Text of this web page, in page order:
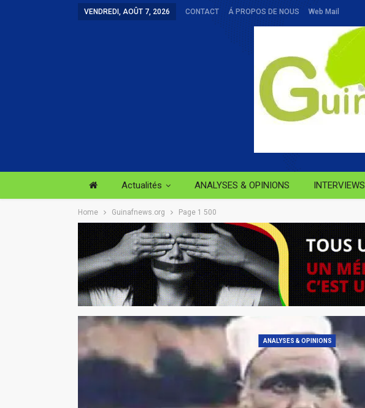
VENDREDI, AOÛT 7, 2026 CONTACT Á PROPOS DE NOUS Web Mail
Actualités ANALYSES & OPINIONS INTERVIEWS
Home Guinafnews.org Page 1 500
ANALYSES & OPINIONS